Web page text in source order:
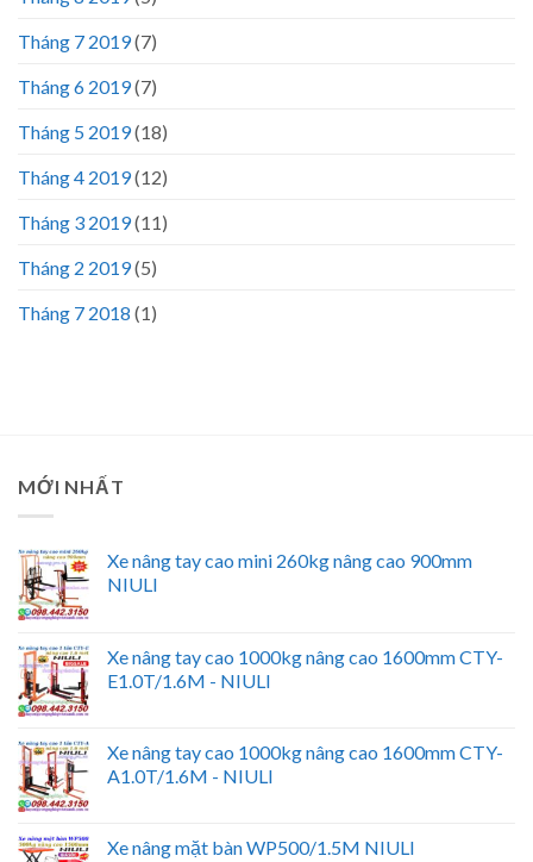
Tháng 7 2019(7)
Tháng 6 2019(7)
Tháng 5 2019(18)
Tháng 4 2019(12)
Tháng 3 2019(11)
Tháng 2 2019(5)
Tháng 7 2018 (1)
MỚI NHẤT
Xe nâng tay cao mini 260kg nâng cao 900mm
NIULI
Xe nâng tay cao 1000kg nâng cao 1600mm CTY-
E1.0T/1.6M - NIULI
Xe nâng tay cao 1000kg nâng cao 1600mm CTY-
A1.0T/1.6M - NIULI
Xe nâng mặt bàn WP500/1.5M NIULI